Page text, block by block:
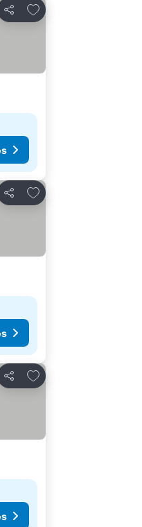
Partilhar
Adicionar aos favoritos
Partilhar
Adicionar aos favoritos
Partilhar
Adicionar aos favoritos